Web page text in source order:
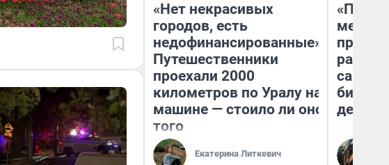
«Нет некрасивых
городов, есть
недофинансированные».
Путешественники
проехали 2000
километров по Уралу на
машине — стоило ли оно
того
Екатерина Литкевич
самом